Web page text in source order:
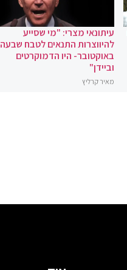
עיתונאי מצרי: "מי שסייע
להיווצרות התנאים לטבח שבעה
באוקטובר- היו הדמוקרטים
וביידן"
מאיר קרליץ